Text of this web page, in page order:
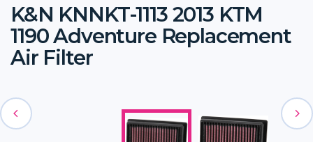
K&N KNNKT-1113 2013 KTM
1190 Adventure Replacement
Air Filter